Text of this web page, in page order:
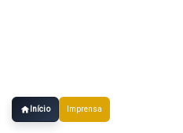
Início Imprensa